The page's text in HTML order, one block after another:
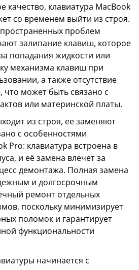
качество, клавиатура MacBook
со временем выйти из строя.
проблем
залипание клавиш, которое
попадания жидкости или
механизма клавиш при
а также отсутствие
что может быть связано с
или материнской платы.
из строя, ее заменяют
с особенностями
Pro: клавиатура встроена в
и её замена влечет за
демонтажа. Полная замена
и долгосрочным
ремонт отдельных
поскольку минимизирует
поломок и гарантирует
функциональности
начинается с